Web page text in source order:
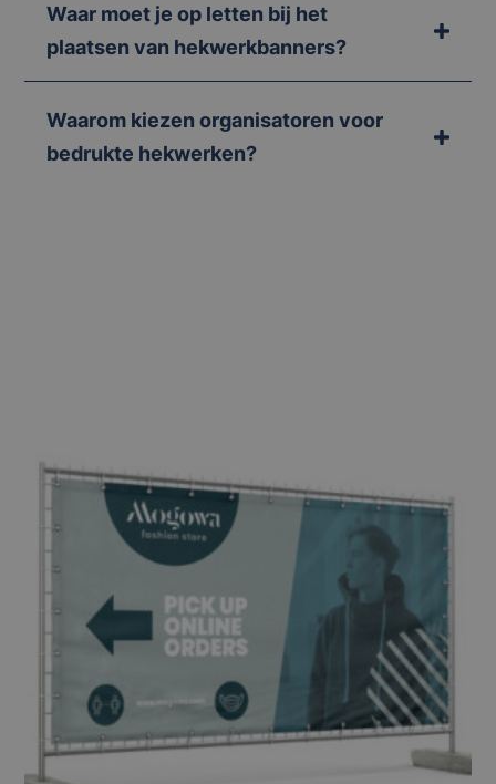
Waar moet je op letten bij het
plaatsen van hekwerkbanners?
Waarom kiezen organisatoren voor
bedrukte hekwerken?